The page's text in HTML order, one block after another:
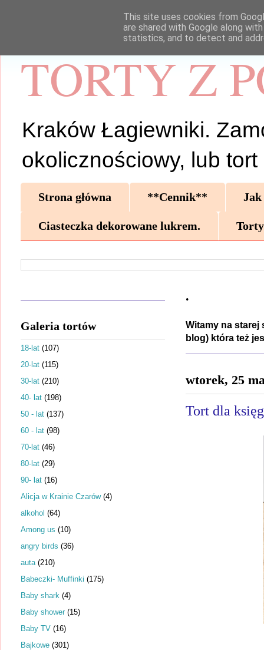
TORTY Z
Kraków Łagiewniki.
okolicznościowy, lub tort
Strona główna **Cennik** Jak
Ciasteczka dekorowane lukrem.
.
Witamy na starej
blog) która też
wtorek, 25
Tort dla
Galeria tortów
18-lat (107)
20-lat (115)
30-lat (210)
40- lat (198)
50 - lat (137)
60 - lat (98)
70-lat (46)
80-lat (29)
90- lat (16)
Alicja w Krainie Czarów (4)
alkohol (64)
Among us (10)
angry birds (36)
auta (210)
Babeczki- Muffinki (175)
Baby shark (4)
Baby shower (15)
Baby TV (16)
Bajkowe (301)
This site uses cookies from
are shared with Google along
statistics, and to detect and